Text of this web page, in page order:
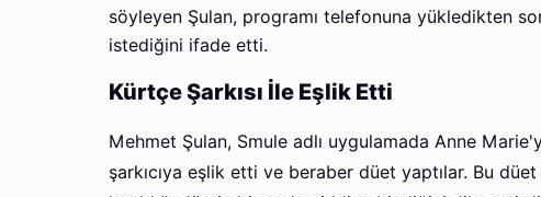
söyleyen Şulan, programı telefonuna yükledikten
istediğini ifade etti.
Kürtçe Şarkısı İle Eşlik Etti
Mehmet Şulan, Smule adlı uygulamada Anne
şarkıcıya eşlik etti ve beraber düet yaptılar. Bu